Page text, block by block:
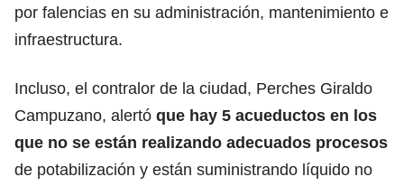
por falencias en su administración, mantenimiento e
infraestructura.
Incluso, el contralor de la ciudad, Perches Giraldo
Campuzano, alertó que hay 5 acueductos en los
que no se están realizando adecuados procesos
de potabilización y están suministrando líquido no